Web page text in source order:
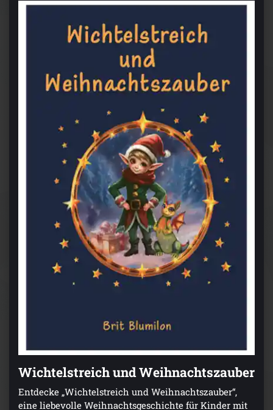
Wichtelstreich und Weihnachtszauber
Entdecke „Wichtelstreich und Weihnachtszauber“,
eine liebevolle Weihnachtsgeschichte für Kinder mit